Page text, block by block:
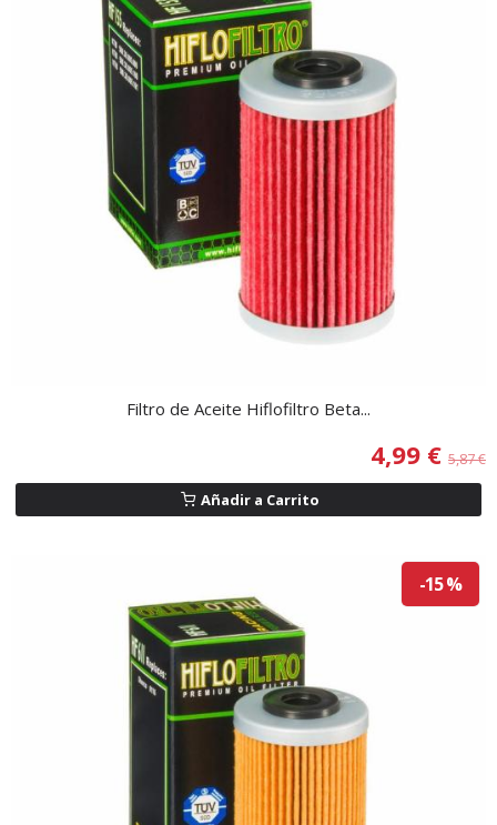
Filtro de Aceite Hiflofiltro Beta...
4,99 € 5,87 €
Añadir a Carrito
-15 %